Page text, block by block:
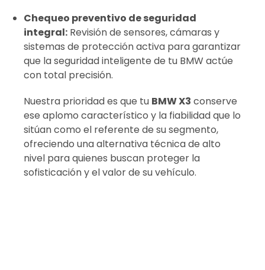
Chequeo preventivo de seguridad
integral: Revisión de sensores, cámaras y
sistemas de protección activa para garantizar
que la seguridad inteligente de tu BMW actúe
con total precisión.
Nuestra prioridad es que tu BMW X3 conserve
ese aplomo característico y la fiabilidad que lo
sitúan como el referente de su segmento,
ofreciendo una alternativa técnica de alto
nivel para quienes buscan proteger la
sofisticación y el valor de su vehículo.